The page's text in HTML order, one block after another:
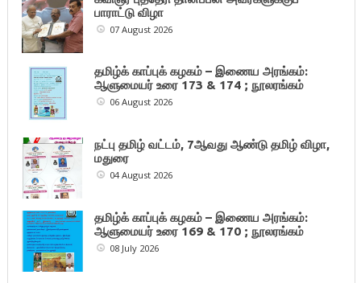
பாராட்டு விழா
07 August 2026
தமிழ்க் காப்புக் கழகம் – இணைய அரங்கம்:
ஆளுமையர் உரை 173 & 174 ; நூலரங்கம்
06 August 2026
நட்பு தமிழ் வட்டம், 7ஆவது ஆண்டு தமிழ் விழா,
மதுரை
04 August 2026
தமிழ்க் காப்புக் கழகம் – இணைய அரங்கம்:
ஆளுமையர் உரை 169 & 170 ; நூலரங்கம்
08 July 2026